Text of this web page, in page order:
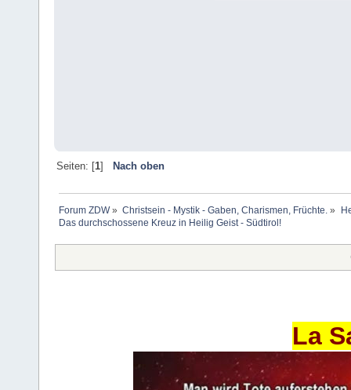
Seiten: [1] Nach oben
Forum ZDW» Christsein - Mystik - Gaben, Charismen, Früchte. »
Das durchschossene Kreuz in Heilig Geist - Südtirol!
La